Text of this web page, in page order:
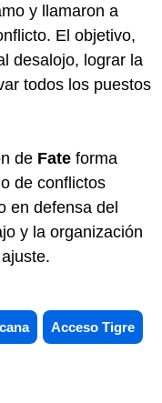
y llamaron a
El objetivo,
desalojo, lograr la
todos los puestos
de Fate forma
de conflictos
en defensa del
y la organización
Acceso Tigre